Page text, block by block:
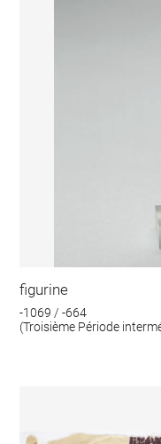
figurine
-1069 / -664
(Troisième Période